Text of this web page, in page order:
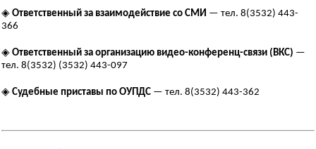
◈ Ответственный за взаимодействие со СМИ — тел. 8(3532) 443-
366
◈ Ответственный за организацию видео-конференц-связи (ВКС) —
тел. 8(3532) (3532) 443-097
◈ Судебные приставы по ОУПДС — тел. 8(3532) 443-362